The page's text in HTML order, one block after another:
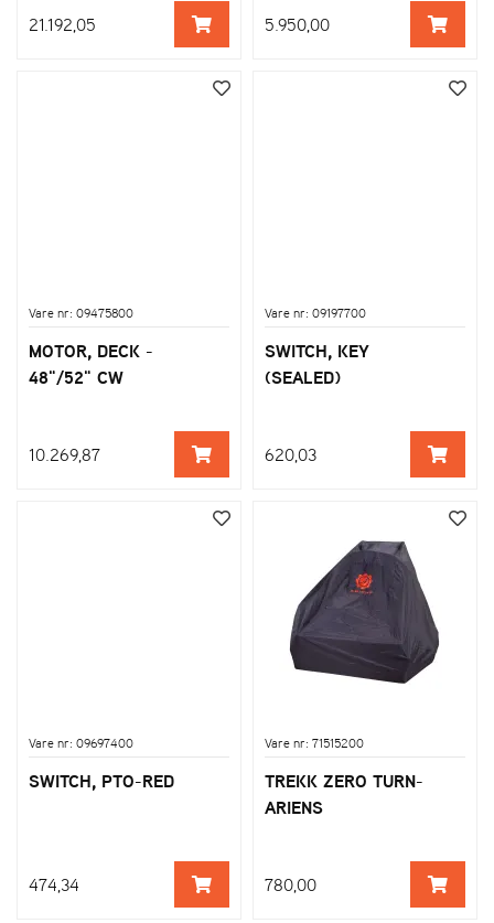
21.192,05 5.950,00
Vare nr: 09475800
MOTOR, DECK -
48"/52" CW
10.269,87
Vare nr: 09197700
SWITCH, KEY
(SEALED)
620,03
Vare nr: 09697400
SWITCH, PTO-RED
474,34
Vare nr: 71515200
TREKK ZERO TURN-
ARIENS
780,00